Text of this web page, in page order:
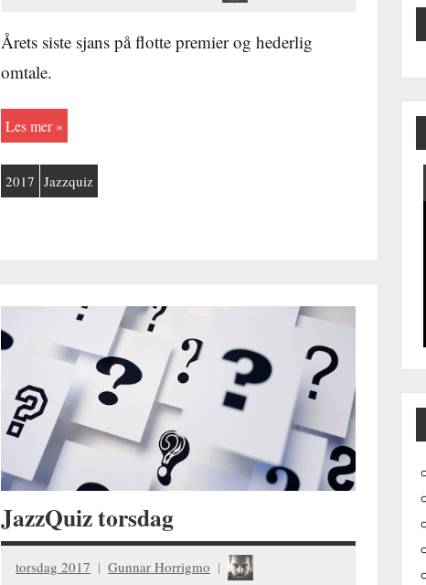
Årets siste sjans på flotte premier og hederlig
omtale.
Les mer
2017 Jazzquiz
JazzQuiz torsdag
torsdag 2017 Gunnar Horrigmo